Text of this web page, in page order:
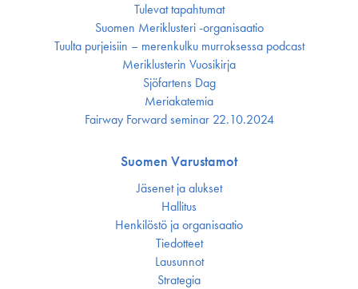
Tulevat tapahtumat
Suomen Meriklusteri -organisaatio
Tuulta purjeisiin – merenkulku murroksessa podcast
Meriklusterin Vuosikirja
Sjöfartens Dag
Meriakatemia
Fairway Forward seminar 22.10.2024
Suomen Varustamot
Jäsenet ja alukset
Hallitus
Henkilöstö ja organisaatio
Tiedotteet
Lausunnot
Strategia